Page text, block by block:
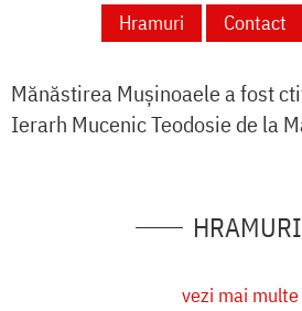
Hramuri Contact
Mănăstirea Mușinoaelea fost
Ierarh Mucenic Teodosie de la
HRAMURI
vezi mai multe